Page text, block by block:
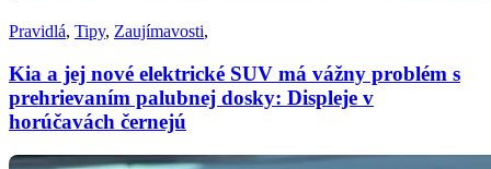
Pravidlá, Tipy, Zaujímavosti,
Kia a jej nové elektrické SUV má vážny problém s
prehrievaním palubnej dosky: Displeje v
horúčavách černejú